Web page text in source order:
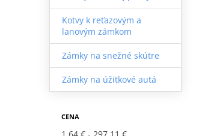
Kotvy k reťazovým a
lanovým zámkom
Zámky na snežné skútre
Zámky na úžitkové autá
CENA